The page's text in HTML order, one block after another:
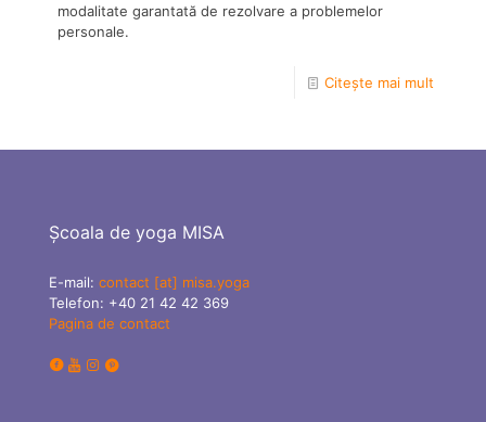
modalitate garantată de rezolvare a problemelor
personale.
Citește mai mult
Școala de yoga MISA
E-mail: contact [at] misa.yoga
Telefon: +40 21 42 42 369
Pagina de contact